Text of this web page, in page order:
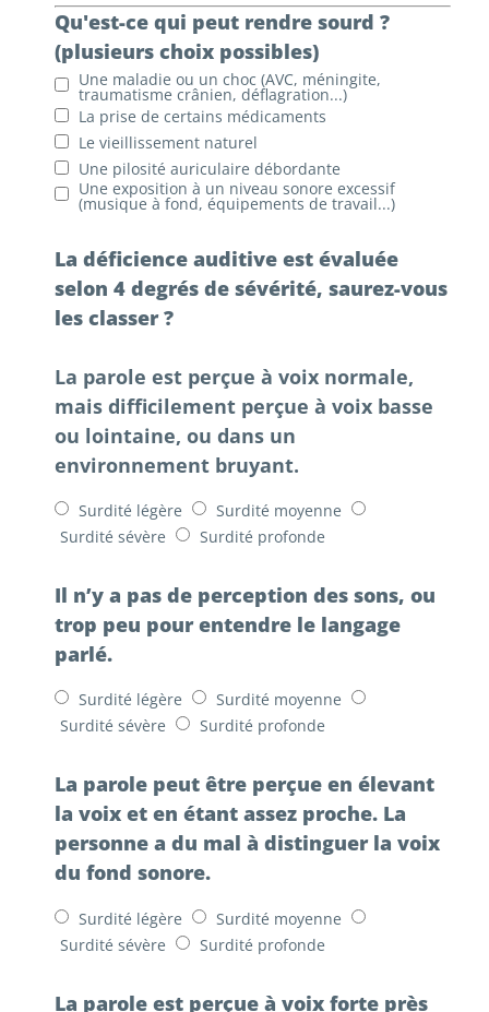
Qu'est-ce qui peut rendre sourd ?
(plusieurs choix possibles)
Une maladie ou un choc (AVC, méningite,
traumatisme crânien, déflagration...)
La prise de certains médicaments
Le vieillissement naturel
Une pilosité auriculaire débordante
Une exposition à un niveau sonore excessif
(musique à fond, équipements de travail...)
La déficience auditive est évaluée
selon 4 degrés de sévérité, saurez-vous
les classer ?
La parole est perçue à voix normale,
mais difficilement perçue à voix basse
ou lointaine, ou dans un
environnement bruyant.
Surdité légère
Surdité moyenne
Surdité sévère
Surdité profonde
Il n’y a pas de perception des sons, ou
trop peu pour entendre le langage
parlé.
Surdité légère
Surdité moyenne
Surdité sévère
Surdité profonde
La parole peut être perçue en élevant
la voix et en étant assez proche. La
personne a du mal à distinguer la voix
du fond sonore.
Surdité légère
Surdité moyenne
Surdité sévère
Surdité profonde
La parole est perçue à voix forte près